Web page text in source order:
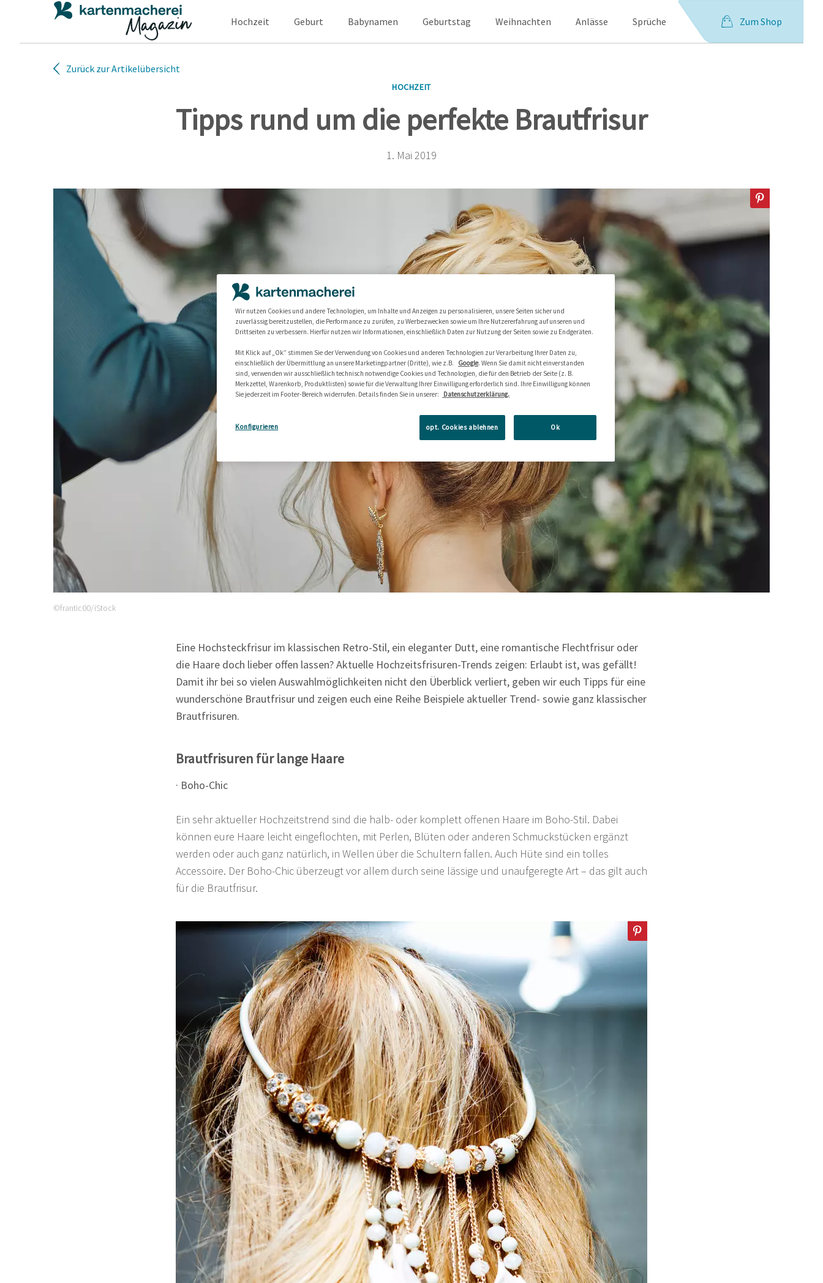
Zum Shop
Hochzeit Geburt Babynamen Geburtstag Weihnachten Anlässe Sprüche
Zurück zur Artikelübersicht
HOCHZEIT
Tipps rund um die perfekte Brautfrisur
1. Mai 2019
©frantic00/iStock
Eine Hochsteckfrisur im klassischen Retro-Stil, ein eleganter Dutt, eine romantische Flechtfrisur oder
die Haare doch lieber offen lassen? Aktuelle Hochzeitsfrisuren-Trends zeigen: Erlaubt ist, was gefällt!
Damit ihr bei so vielen Auswahlmöglichkeiten nicht den Überblick verliert, geben wir euch Tipps für eine
wunderschöne Brautfrisur und zeigen euch eine Reihe Beispiele aktueller Trend- sowie ganz klassischer
Brautfrisuren.
Brautfrisuren für lange Haare
· Boho-Chic
Ein sehr aktueller Hochzeitstrend sind die halb- oder komplett offenen Haare im Boho-Stil. Dabei
können eure Haare leicht eingeflochten, mit Perlen, Blüten oder anderen Schmuckstücken ergänzt
werden oder auch ganz natürlich, in Wellen über die Schultern fallen. Auch Hüte sind ein tolles
Accessoire. Der Boho-Chic überzeugt vor allem durch seine lässige und unaufgeregte Art – das gilt auch
für die Brautfrisur.
Wir nutzen Cookies und andere Technologien, um Inhalte und Anzeigen zu personalisieren, unsere Seiten sicher und
zuverlässig bereitzustellen, die Performance zu zurüfen, zu Werbezwecken sowie um Ihre Nutzererfahrung auf unseren und
Drittseiten zu verbessern. Hierfür nutzen wir Informationen, einschließlich Daten zur Nutzung der Seiten sowie zu Endgeräten.
Mit Klick auf „Ok” stimmen Sie der Verwendung von Cookies und anderen Technologien zur Verarbeitung Ihrer Daten zu,
einschließlich der Übermittlung an unsere Marketingpartner (Dritte), wie z.B.
Google. Wenn Sie damit nicht einverstanden
sind, verwenden wir ausschließlich technisch notwendige Cookies und Technologien, die für den Betrieb der Seite (z. B.
Merkzettel, Warenkorb, Produktlisten) sowie für die Verwaltung Ihrer Einwilligung erforderlich sind. Ihre Einwilligung können
Sie jederzeit im Footer-Bereich widerrufen. Details finden Sie in unserer:
Datenschutzerklärung.
opt. Cookies ablehnen Ok
Konfigurieren